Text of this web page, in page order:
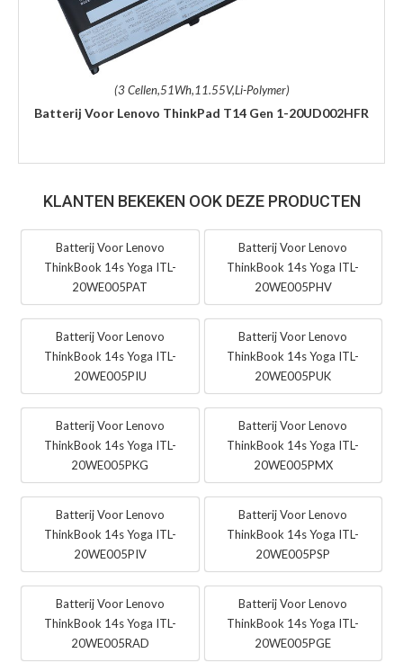
(3 Cellen,51Wh,11.55V,Li-Polymer)
Batterij Voor Lenovo ThinkPad T14 Gen 1-20UD002HFR
KLANTEN BEKEKEN OOK DEZE PRODUCTEN
Batterij Voor Lenovo
ThinkBook 14s Yoga ITL-
20WE005PAT
Batterij Voor Lenovo
ThinkBook 14s Yoga ITL-
20WE005PHV
Batterij Voor Lenovo
ThinkBook 14s Yoga ITL-
20WE005PIU
Batterij Voor Lenovo
ThinkBook 14s Yoga ITL-
20WE005PUK
Batterij Voor Lenovo
ThinkBook 14s Yoga ITL-
20WE005PKG
Batterij Voor Lenovo
ThinkBook 14s Yoga ITL-
20WE005PMX
Batterij Voor Lenovo
ThinkBook 14s Yoga ITL-
20WE005PIV
Batterij Voor Lenovo
ThinkBook 14s Yoga ITL-
20WE005PSP
Batterij Voor Lenovo
ThinkBook 14s Yoga ITL-
20WE005RAD
Batterij Voor Lenovo
ThinkBook 14s Yoga ITL-
20WE005PGE